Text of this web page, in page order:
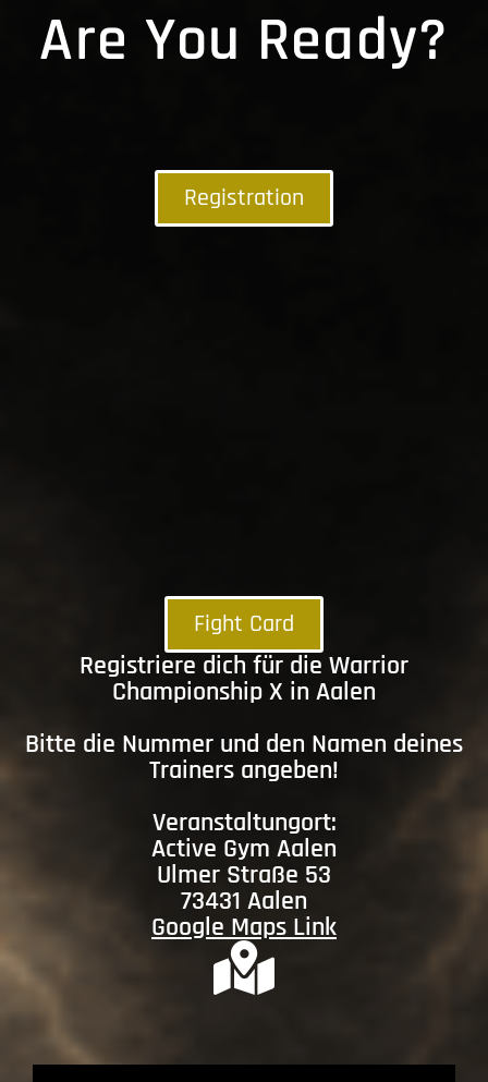
Are You Ready?
Registration
Fight Card
Registriere dich für die Warrior
Championship X in Aalen
Bitte die Nummer und den Namen deines
Trainers angeben!
Veranstaltungort:
Active Gym Aalen
Ulmer Straße 53
73431 Aalen
Google Maps Link